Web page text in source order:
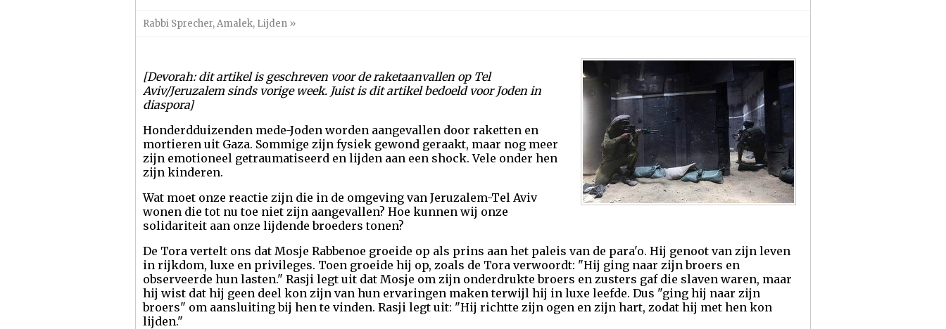
Rabbi Sprecher,Amalek, Lijden »
[Devorah: dit artikel is geschreven voor de raketaanvallen op Tel
Aviv/Jeruzalem sinds vorige week. Juist is dit artikel bedoeld voor Joden in
diaspora]
Honderdduizenden mede-Joden worden aangevallen door raketten en
mortieren uit Gaza. Sommige zijn fysiek gewond geraakt, maar nog meer
zijn emotioneel getraumatiseerd en lijden aan een shock. Vele onder hen
zijn kinderen.
Wat moet onze reactie zijn die in de omgeving van Jeruzalem-Tel Aviv
wonen die tot nu toe niet zijn aangevallen? Hoe kunnen wij onze
solidariteit aan onze lijdende broeders tonen?
De Tora vertelt ons dat Mosje Rabbenoe groeide op als prins aan het paleis van de para'o. Hij genoot van zijn leven
in rijkdom, luxe en privileges. Toen groeide hij op, zoals de Tora verwoordt: "Hij ging naar zijn broers en
observeerde hun lasten." Rasji legt uit dat Mosje om zijn onderdrukte broers en zusters gaf die slaven waren, maar
hij wist dat hij geen deel kon zijn van hun ervaringen maken terwijl hij in luxe leefde. Dus "ging hij naar zijn
broers" om aansluiting bij hen te vinden. Rasji legt uit: "Hij richtte zijn ogen en zijn hart, zodat hij met hen kon
lijden."